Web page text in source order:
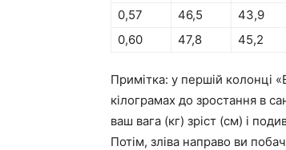
0,57
46,5 43,9
0,60
47,8 45,2
Примітка: у першій колонці
кілограмах до зростання в
ваш вага (кг) зріст (см) і
Потім, зліва направо ви